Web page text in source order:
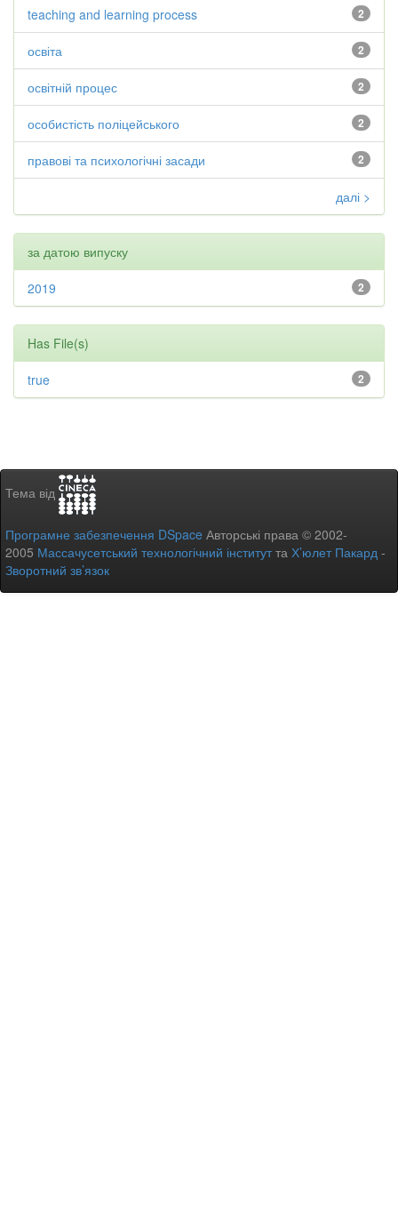
2
teaching and learning process
2
освіта
2
освітній процес
2
особистість поліцейського
2
правові та психологічні засади
далі >
за датою випуску
2
2019
Has File(s)
2
true
Тема від
Програмне забезпечення DSpace Авторські права © 2002-
2005 Массачусетський технологічний інститутта Х’юлет Пакард -
Зворотний зв’язок